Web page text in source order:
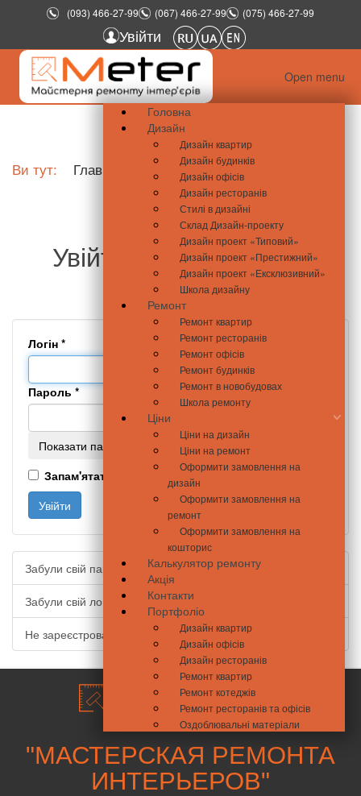
(093) 466-27-99 (067) 466-27-99 (075) 466-27-99
Увійти
Open menu
Головна
Дизайн
Дизайн квартир
Дизайн будинків
Дизайн офісів
Дизайн ресторанів
Стилі в дизайні
Склад Дизайн-проекту
Дизайн проект «Типовий»
Дизайн проект «Престижний»
Дизайн проект «Ексклюзивний»
Школа дизайну
Ремонт
Ремонт квартир
Ремонт ресторанів
Ремонт офісів
Ремонт будинків
Ремонт в новобудовах
Школа ремонту
Ціни
Ціни на дизайн
Ціни на ремонт
Оформити замовлення на
дизайн
Оформити замовлення на
ремонт
Оформити замовлення на
кошторис
Калькулятор ремонту
Акція
Контакти
Портфоліо
Дизайн квартир
Дизайн офісів
Дизайн ресторанів
Ремонт квартир
Ремонт котеджів
Ремонт ресторанів та офісів
Оздоблювальні матеріали
Ви тут: Главная Увійти
Увійти - meter.com.ua
Логін *
Пароль*
Показати пароль
Запам'ятати мене
Увійти
Забули свій пароль?
Забули свій логін?
Не зареєстровані?
"МАСТЕРСКАЯ РЕМОНТА
ИНТЕРЬЕРОВ"